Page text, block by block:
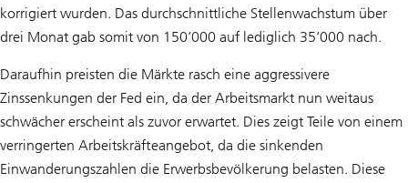
korrigiert wurden. Das durchschnittliche Stellenwachstum über
drei Monat gab somit von 150‘000 auf lediglich 35‘000 nach.
Daraufhin preisten die Märkte rasch eine aggressivere
Zinssenkungen der Fed ein, da der Arbeitsmarkt nun weitaus
schwächer erscheint als zuvor erwartet. Dies zeigt Teile von einem
verringerten Arbeitskräfteangebot, da die sinkenden
Einwanderungszahlen die Erwerbsbevölkerung belasten. Diese